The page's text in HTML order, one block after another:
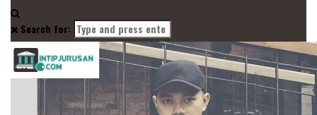
Search for: